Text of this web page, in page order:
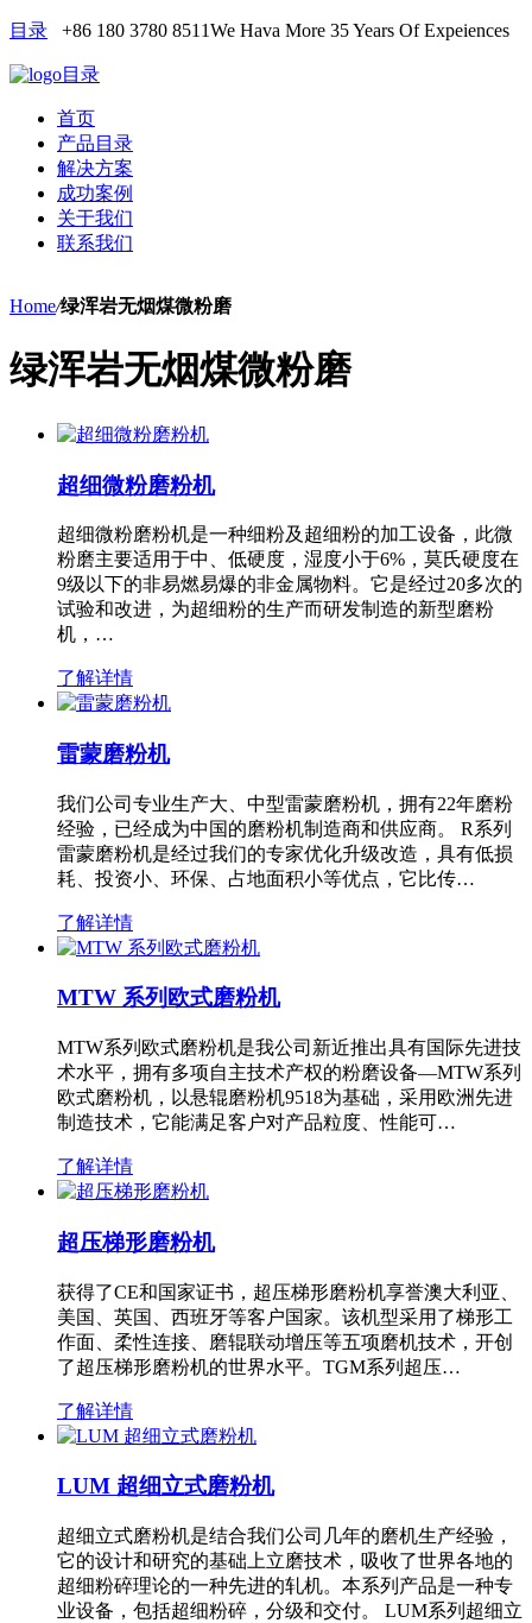
目录 +86 180 3780 8511We Hava More 35 Years Of Expeiences
目录
首页
产品目录
解决方案
成功案例
关于我们
联系我们
Home/绿浑岩无烟煤微粉磨
绿浑岩无烟煤微粉磨
超细微粉磨粉机
超细微粉磨粉机是一种细粉及超细粉的加工设备，此微
粉磨主要适用于中、低硬度，湿度小于6%，莫氏硬度在
9级以下的非易燃易爆的非金属物料。它是经过20多次的
试验和改进，为超细粉的生产而研发制造的新型磨粉
机，…
了解详情
雷蒙磨粉机
我们公司专业生产大、中型雷蒙磨粉机，拥有22年磨粉
经验，已经成为中国的磨粉机制造商和供应商。 R系列
雷蒙磨粉机是经过我们的专家优化升级改造，具有低损
耗、投资小、环保、占地面积小等优点，它比传…
了解详情
MTW 系列欧式磨粉机
MTW系列欧式磨粉机是我公司新近推出具有国际先进技
术水平，拥有多项自主技术产权的粉磨设备—MTW系列
欧式磨粉机，以悬辊磨粉机9518为基础，采用欧洲先进
制造技术，它能满足客户对产品粒度、性能可…
了解详情
超压梯形磨粉机
获得了CE和国家证书，超压梯形磨粉机享誉澳大利亚、
美国、英国、西班牙等客户国家。该机型采用了梯形工
作面、柔性连接、磨辊联动增压等五项磨机技术，开创
了超压梯形磨粉机的世界水平。TGM系列超压…
了解详情
LUM 超细立式磨粉机
超细立式磨粉机是结合我们公司几年的磨机生产经验，
它的设计和研究的基础上立磨技术，吸收了世界各地的
超细粉碎理论的一种先进的轧机。本系列产品是一种专
业设备，包括超细粉碎，分级和交付。 LUM系列超细立